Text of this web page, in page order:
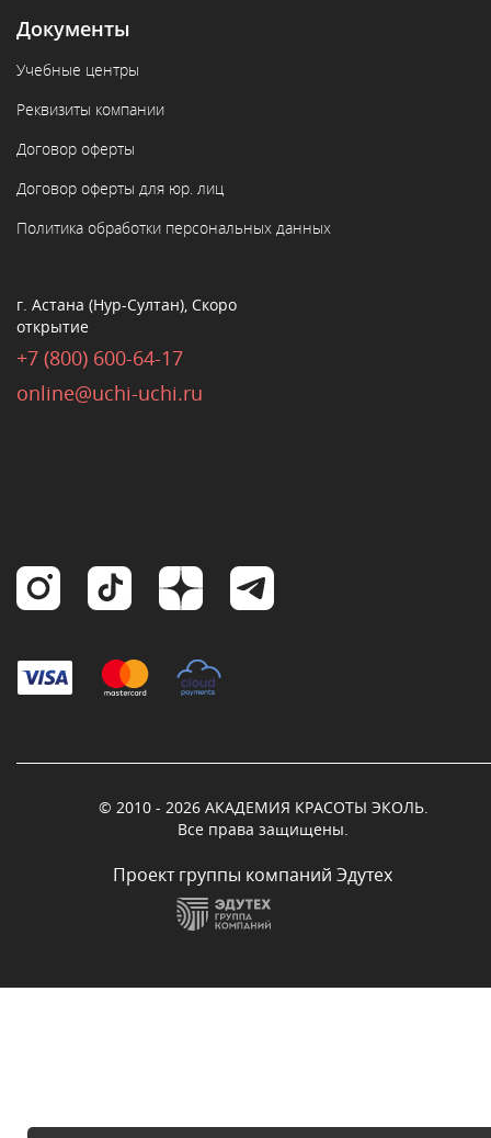
Документы
Учебные центры
Реквизиты компании
Договор оферты
Договор оферты для юр. лиц
Политика обработки персональных данных
г. Астана (Нур-Султан), Скоро
открытие
+7 (800) 600-64-17
online@uchi-uchi.ru
© 2010 - 2026 АКАДЕМИЯ КРАСОТЫ ЭКОЛЬ.
Все права защищены.
Проект группы компаний Эдутех